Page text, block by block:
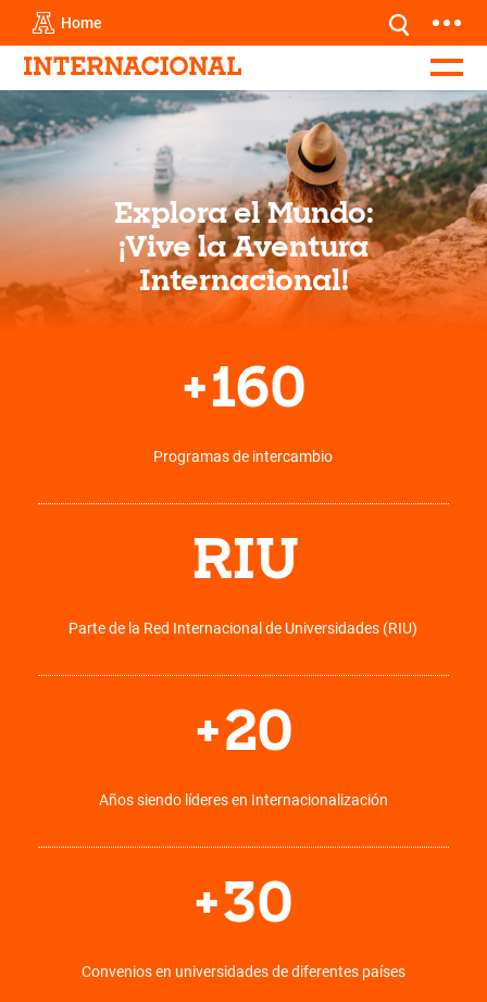
Home
Explora el Mundo:
¡Vive la Aventura
Internacional!
+160
Programas de intercambio
RIU
Parte de la Red Internacional de Universidades (RIU)
+20
Años siendo líderes en Internacionalización
+30
Convenios en universidades de diferentes países